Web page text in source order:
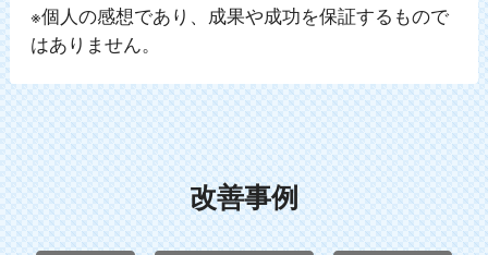
※個人の感想であり、成果や成功を保証するもので
はありません。
改善事例